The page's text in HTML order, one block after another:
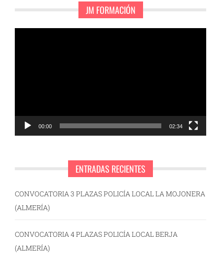
JM FORMACIÓN
00:00 02:34
ENTRADAS RECIENTES
CONVOCATORIA 3 PLAZAS POLICÍA LOCAL LA MOJONERA
(ALMERÍA)
CONVOCATORIA 4 PLAZAS POLICÍA LOCAL BERJA
(ALMERÍA)